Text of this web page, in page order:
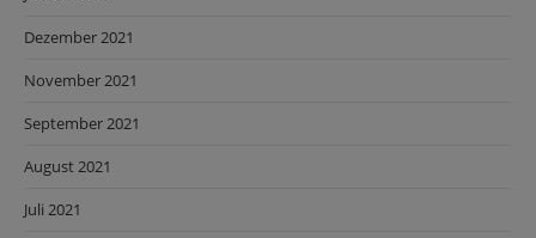
Dezember 2021
November 2021
September 2021
August 2021
Juli 2021